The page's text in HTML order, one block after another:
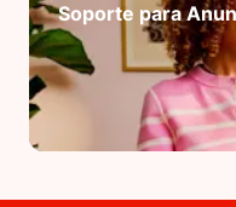
Soporte para